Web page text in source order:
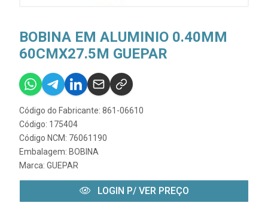
BOBINA EM ALUMINIO 0.40MM
60CMX27.5M GUEPAR
Código do Fabricante: 861-06610
Código: 175404
Código NCM: 76061190
Embalagem: BOBINA
Marca: GUEPAR
LOGIN P/ VER PREÇO